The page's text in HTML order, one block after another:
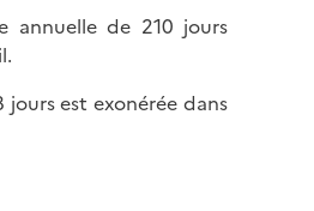
annuelle de 210 jours
est exonérée dans